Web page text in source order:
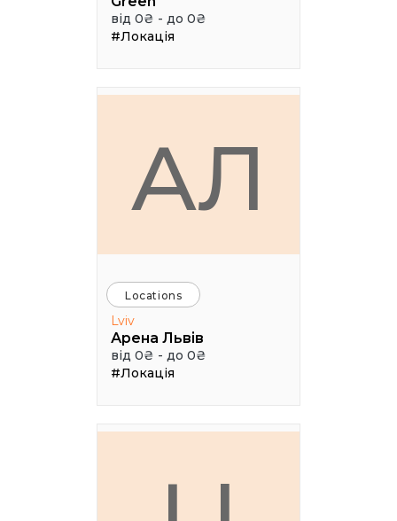
від 0₴ - до 0₴
#Локація
АЛ
Locations
Lviv
Арена Львів
від 0₴ - до 0₴
#Локація